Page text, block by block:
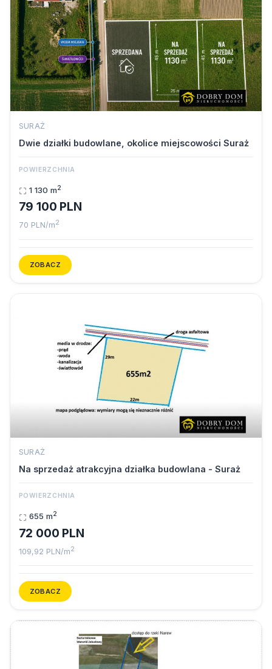
SURAŻ
Dwie działki budowlane, okolice miejscowości Suraż
POWIERZCHNIA
1 130 m2
79 100 PLN
70 PLN/m2
ZOBACZ
SURAŻ
Na sprzedaż atrakcyjna działka budowlana - Suraż
POWIERZCHNIA
655 m2
72 000 PLN
109,92 PLN/m2
ZOBACZ